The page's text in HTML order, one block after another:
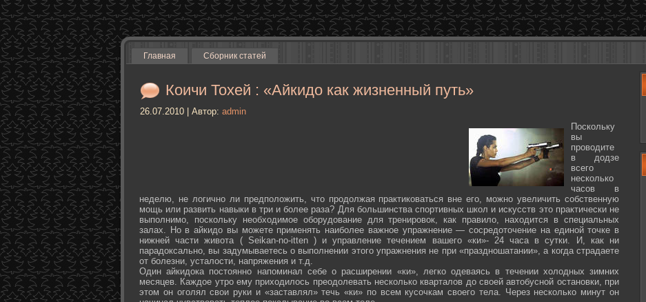
Главная Сборник статей
Коичи Тохей : «Айкидо как жизненный путь»
26.07.2010 | Автор: admin
Поскольку
вы
проводите
в додзе
всего
несколько
часов в
неделю, не логично ли предположить, что продолжая практиковаться вне его, можно увеличить собственную
мощь или развить навыки в три и более раза? Для большинства спортивных школ и искусств это практически не
выполнимо, поскольку необходимое оборудование для тренировок, как правило, находится в специальных
залах. Но в айкидо вы можете применять наиболее важное упражнение — сосредоточение на единой точке в
нижней части живота ( Seikan-­no-­itten ) и управление течением вашего «ки»- 24 часа в сутки. И, как ни
парадоксально, вы задумываетесь о выполнении этого упражнения не при «праздношатании», а когда страдаете
от болезни, усталости, напряжения и т.д.
Один айкидока постоянно напоминал себе о расширении «ки», легко одеваясь в течении холодных зимних
месяцев. Каждое утро ему приходилось преодолевать несколько кварталов до своей автобусной остановки, при
этом он оголял свои руки и «заставлял» течь «ки» по всем кусочкам своего тела. Через несколько минут он